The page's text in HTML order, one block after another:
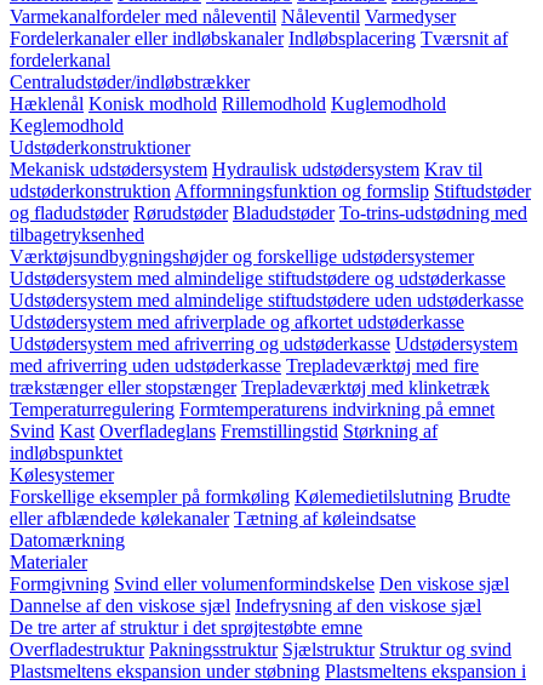
Varmekanalfordeler med nåleventil Nåleventil Varmedyser
Fordelerkanaler eller indløbskanaler Indløbsplacering Tværsnit af
fordelerkanal
Centraludstøder/indløbstrækker
Hæklenål Konisk modhold Rillemodhold Kuglemodhold
Keglemodhold
Udstøderkonstruktioner
Mekanisk udstødersystem Hydraulisk udstødersystem Krav til
udstøderkonstruktion Afformningsfunktion og formslip Stiftudstøder
og fladudstøder Rørudstøder Bladudstøder To-trins-udstødning med
tilbagetryksenhed
Værktøjsundbygningshøjder og forskellige udstødersystemer
Udstødersystem med almindelige stiftudstødere og udstøderkasse
Udstødersystem med almindelige stiftudstødere uden udstøderkasse
Udstødersystem med afriverplade og afkortet udstøderkasse
Udstødersystem med afriverring og udstøderkasse Udstødersystem
med afriverring uden udstøderkasse Trepladeværktøj med fire
trækstænger eller stopstænger Trepladeværktøj med klinketræk
Temperaturregulering Formtemperaturens indvirkning på emnet
Svind Kast Overfladeglans Fremstillingstid Størkning af
indløbspunktet
Kølesystemer
Forskellige eksempler på formkøling Kølemedietilslutning Brudte
eller afblændede kølekanaler Tætning af køleindsatse
Datomærkning
Materialer
Formgivning Svind eller volumenformindskelse Den viskose sjæl
Dannelse af den viskose sjæl Indefrysning af den viskose sjæl
De tre arter af struktur i det sprøjtestøbte emne
Overfladestruktur Pakningsstruktur Sjælstruktur Struktur og svind
Plastsmeltens ekspansion under støbning Plastsmeltens ekspansion i